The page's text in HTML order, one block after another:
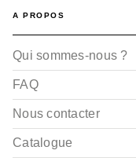
A PROPOS
Qui sommes-nous ?
FAQ
Nous contacter
Catalogue